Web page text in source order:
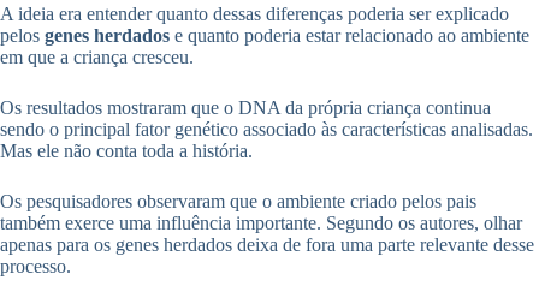
A ideia era entender quanto dessas diferenças poderia ser explicado
pelos genes herdados e quanto poderia estar relacionado ao ambiente
em que a criança cresceu.
Os resultados mostraram que o DNA da própria criança continua
sendo o principal fator genético associado às características analisadas.
Mas ele não conta toda a história.
Os pesquisadores observaram que o ambiente criado pelos pais
também exerce uma influência importante. Segundo os autores, olhar
apenas para os genes herdados deixa de fora uma parte relevante desse
processo.